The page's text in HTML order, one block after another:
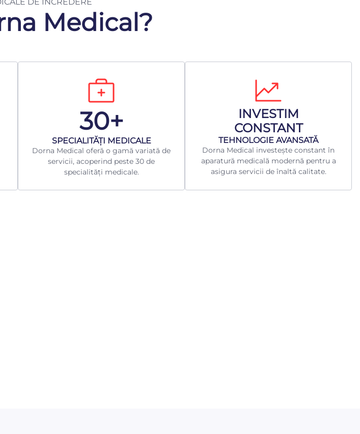
Medical?
30+
​SPECIALITĂȚI MEDICALE
Dorna Medical oferă o gamă variată de
servicii, acoperind peste 30 de
specialități medicale.
INVESTIM
CONSTANT
TEHNOLOGIE AVANSATĂ
Dorna Medical investește constant în
aparatură medicală modernă pentru a
asigura servicii de înaltă calitate.